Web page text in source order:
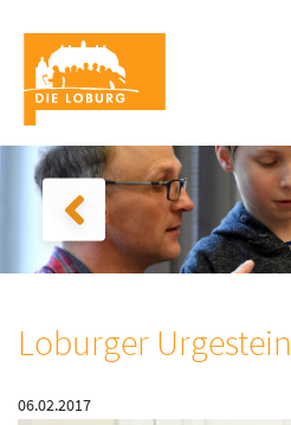
Loburger Urgestein
06.02.2017